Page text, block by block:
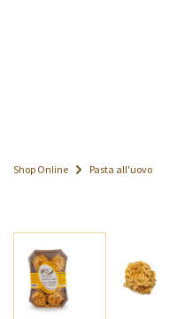
Shop Online Pasta all'uovo